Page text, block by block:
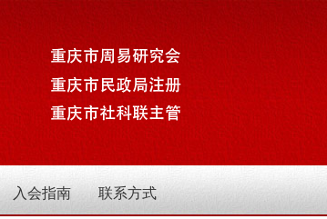
入会指南 联系方式